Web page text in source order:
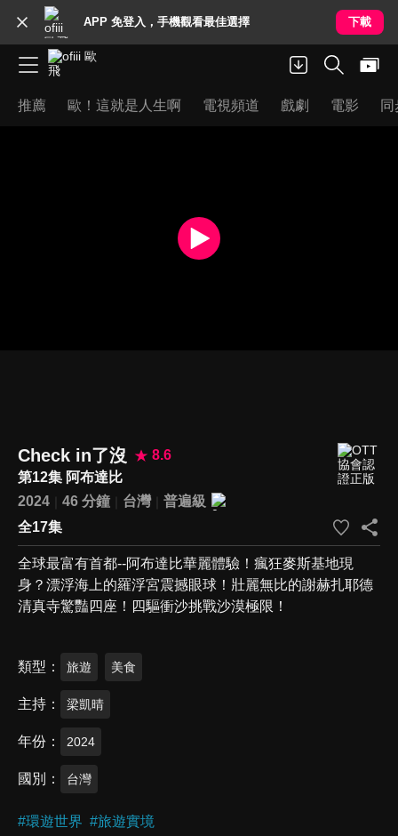
APP 免登入，手機觀看最佳選擇 下載
推薦 歐！這就是人生啊 電視頻道 戲劇 電影
Check in了沒
8.6
第12集 阿布達比
2024
46 分鐘 台灣
普遍級
全17集
全球最富有首都--阿布達比華麗體驗！瘋狂麥斯基地現
身？漂浮海上的羅浮宮震撼眼球！壯麗無比的謝赫扎耶德
清真寺驚豔四座！四驅衝沙挑戰沙漠極限！
類型 旅遊 美食
主持 梁凱晴
年份 2024
國別 台灣
#環遊世界 #旅遊實境